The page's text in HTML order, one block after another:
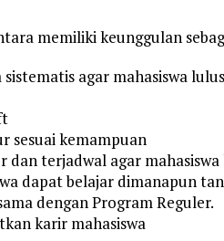
memiliki keunggulan
agar mahasiswa
sesuai kemampuan
terjadwal agar
dapat belajar dimanapun
dengan Program Reguler.
karir mahasiswa